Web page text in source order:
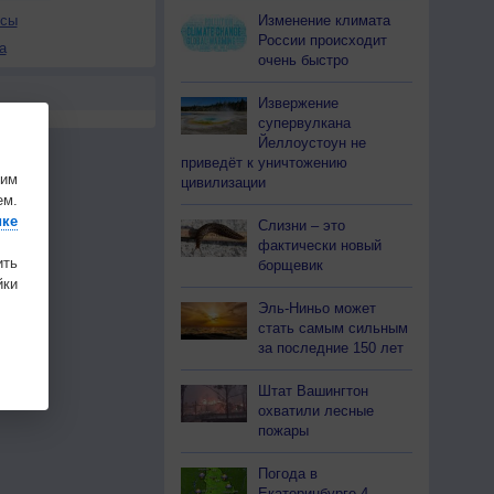
Изменение климата
России происходит
очень быстро
Извержение
супервулкана
Йеллоустоун не
приведёт к уничтожению
цивилизации
Слизни – это
фактически новый
борщевик
Эль-Ниньо может
стать самым сильным
за последние 150 лет
Штат Вашингтон
охватили лесные
пожары
Погода в